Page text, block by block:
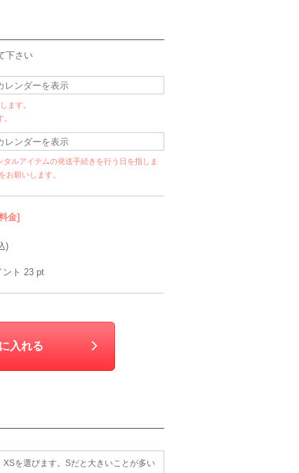
下さい
ます。
ルアイテムの発送手続きを行う日を指しま
お願いします。
金]
)
ト 23 pt
入れる
XSを選びます。Sだと大きいことが多い